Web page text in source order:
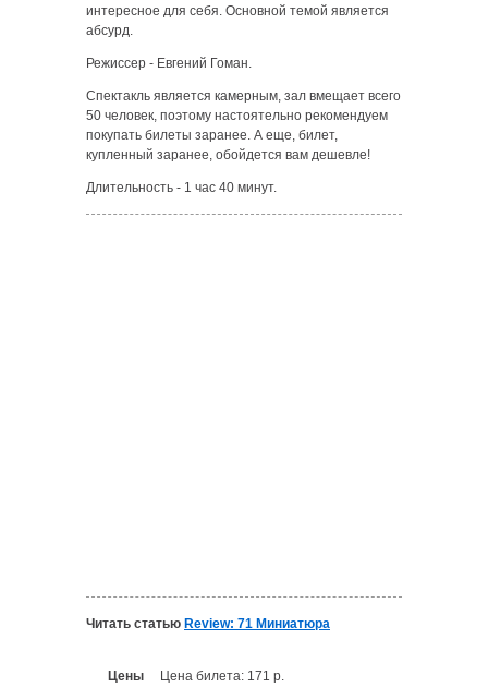
интересное для себя. Основной темой является
абсурд.
Режиссер - Евгений Гоман.
Спектакль является камерным, зал вмещает всего
50 человек, поэтому настоятельно рекомендуем
покупать билеты заранее. А еще, билет,
купленный заранее, обойдется вам дешевле!
Длительность - 1 час 40 минут.
Читать статью Review: 71 Миниатюра
Цены
Цена билета: 171 р.